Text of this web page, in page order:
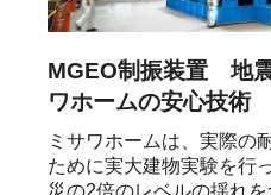
MGEO制振装置 地
ワホームの安心技術
ミサワホームは、実際の
ために実大建物実験を行